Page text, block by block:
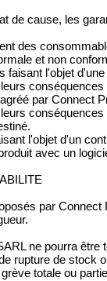
de cause, les
des
et non
faisant l'objet
conséquences
par Connect
conséquences
l'objet d'un
avec un
par
ne pourra être
rupture de stock
totale ou